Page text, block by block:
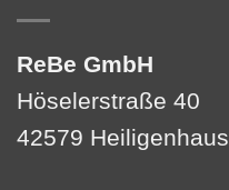
ReBe GmbH
Höselerstraße 40
42579 Heiligenhaus